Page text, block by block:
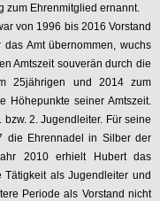
zum Ehrenmitglied ernannt.
von 1996 bis 2016 Vorstand
Amt übernommen, wuchs
Amtszeit souverän durch die
25jährigen und 2014 zum
Höhepunkte seiner Amtszeit.
2. Jugendleiter. Für seine
die Ehrennadel in Silber der
2010 erhielt Hubert das
als Jugendleiter und
Periode als Vorstand nicht